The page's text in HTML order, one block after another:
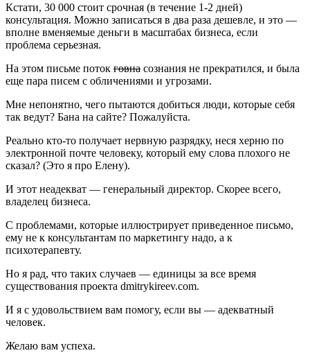
Кстати, 30 000 стоит срочная (в течение 1-2 дней)
консультация. Можно записаться в два раза дешевле, и это —
вполне вменяемые деньги в масштабах бизнеса, если
проблема серьезная.
На этом письме поток говна сознания не прекратился, и была
еще пара писем с обличениями и угрозами.
Мне непонятно, чего пытаются добиться люди, которые себя
так ведут? Бана на сайте? Пожалуйста.
Реально кто-то получает нервную разрядку, неся херню по
электронной почте человеку, который ему слова плохого не
сказал? (Это я про Елену).
И этот неадекват — генеральный директор. Скорее всего,
владелец бизнеса.
С проблемами, которые иллюстрирует приведенное письмо,
ему не к консультантам по маркетингу надо, а к
психотерапевту.
Но я рад, что таких случаев — единицы за все время
существования проекта dmitrykireev.com.
И я с удовольствием вам помогу, если вы — адекватный
человек.
Желаю вам успеха.